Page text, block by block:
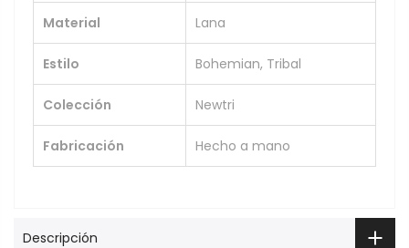
Material Lana
Estilo Bohemian, Tribal
Colección Newtri
Fabricación Hecho a mano
Descripción